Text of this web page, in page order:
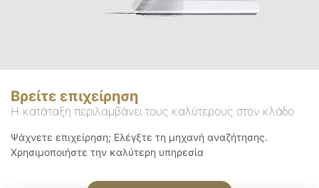
Βρείτε επιχείρηση
Η κατάταξη περιλαμβάνει τους καλύτερους στον κλάδο
Ψάχνετε επιχείρηση; Ελέγξτε τη μηχανή αναζήτησης.
Χρησιμοποιήστε την καλύτερη υπηρεσία